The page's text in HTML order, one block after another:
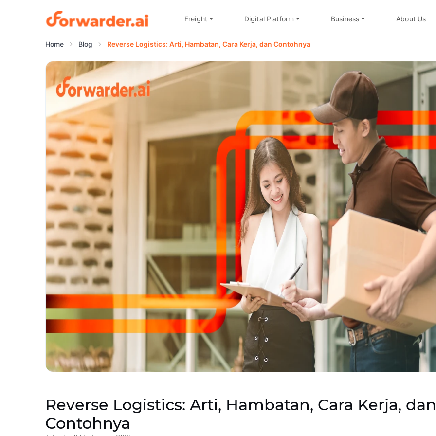
Forwarder
Freight Digital Platform Business About Us
Home Blog Reverse Logistics: Arti, Hambatan, Cara Kerja, dan Contohnya
Reverse Logistics: Arti, Hambatan, Cara Kerja, dan
Contohnya